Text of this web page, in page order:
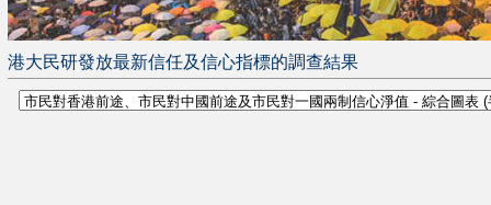
港大民研發放最新信任及信心指標的調查結果